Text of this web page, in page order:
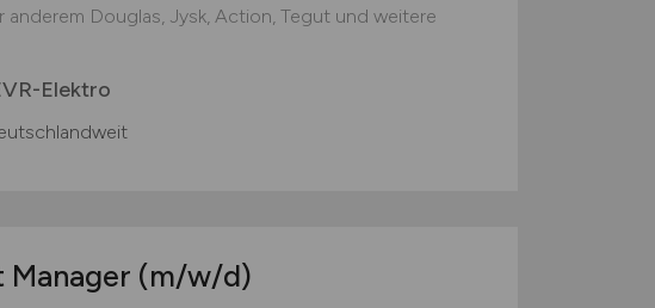
anderem Douglas, Jysk, Action, Tegut und weitere
Elektro
Manager (m/w/d)